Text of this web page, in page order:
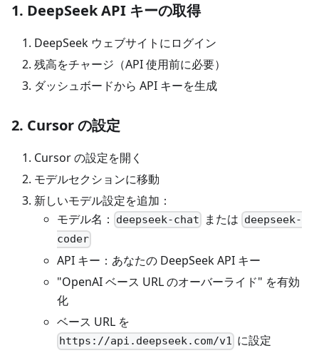
1. DeepSeek API キーの取得
DeepSeek ウェブサイトにログイン
残高をチャージ（API 使用前に必要）
ダッシュボードから API キーを生成
2. Cursor の設定
Cursor の設定を開く
モデルセクションに移動
新しいモデル設定を追加：
モデル名：
deepseek-chat または deepseek-
coder
API キー：あなたの DeepSeek API キー
"OpenAI ベース URL のオーバーライド" を有効
化
ベース URL を
https://api.deepseek.com/v1 に設定